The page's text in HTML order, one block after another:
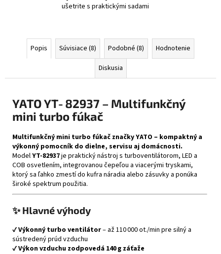
ušetrite s praktickými sadami
Popis Súvisiace (8) Podobné (8)
Hodnotenie
Diskusia
YATOYT‑82937 – Multifunkčný
mini turbo fúkač
Multifunkčný mini turbo fúkač značky YATO – kompaktný a
výkonný pomocník do dielne, servisu aj domácnosti.
ModelYT‑82937je praktický nástroj s turboventilátorom, LED a
COB osvetlením, integrovanou čepeľou a viacerými tryskami,
ktorý sa ľahko zmestí do kufra náradia alebo zásuvky a ponúka
široké spektrum použitia.
✨ Hlavné výhody
✔Výkonný turbo ventilátor– až 110 000 ot./min pre silný a
sústredený prúd vzduchu
✔Výkon vzduchu zodpovedá 140 g záťaže